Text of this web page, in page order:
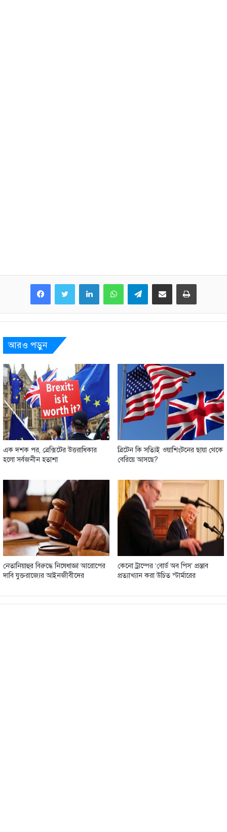
LinkedInWhatsAppTelegramShare via Email Print
আরও পড়ুন
এক দশক পর, ব্রেক্সিটের উত্তরাধিকার
হলো সর্বজনীন হতাশা
ব্রিটেন কি সত্যিই ওয়াশিংটনের ছায়া থেকে
বেরিয়ে আসছে?
নেতানিয়াহুর বিরুদ্ধে নিষেধাজ্ঞা আরোপের
দাবি যুক্তরাজ্যের আইনজীবীদের
কেনো ট্রাম্পের ‘বোর্ড অব পিস’ প্রস্তাব
প্রত্যাখ্যান করা উচিত স্টার্মারের